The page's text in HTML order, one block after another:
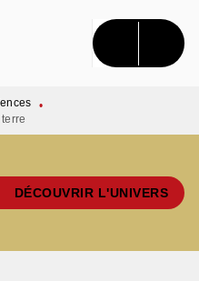
CONTENU
•
DÉCOUVRIR L'UNIVERS